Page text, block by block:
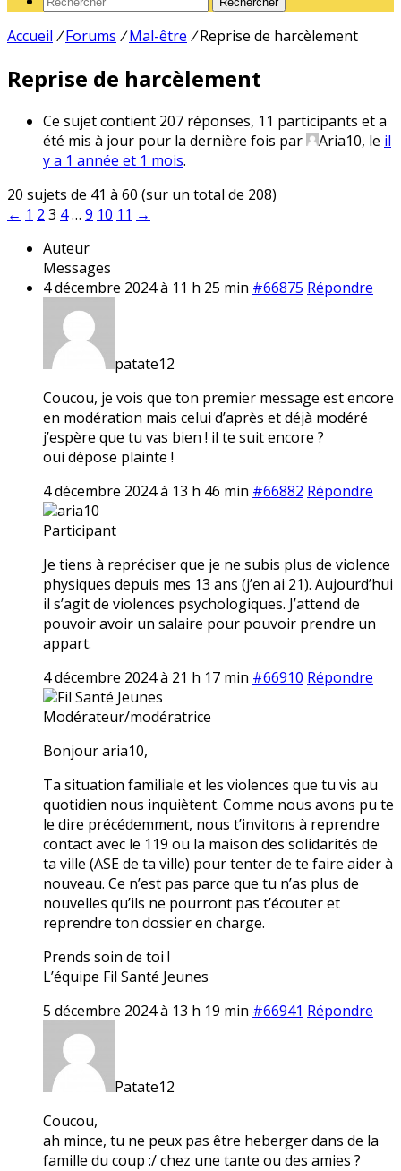
Accueil / Forums / Mal-être / Reprise de harcèlement
Reprise de harcèlement
Ce sujet contient 207 réponses, 11 participants et a
été mis à jour pour la dernière fois par
Aria10, le il
y a 1 année et 1 mois.
20 sujets de 41 à 60 (sur un total de 208)
← 1 2 3 4… 9 10 11 →
Auteur
Messages
4 décembre 2024 à 11 h 25 min #66875 Répondre
patate12
Coucou, je vois que ton premier message est encore
en modération mais celui d’après et déjà modéré
j’espère que tu vas bien ! il te suit encore ?
oui dépose plainte !
4 décembre 2024 à 13 h 46 min #66882 Répondre
aria10
Participant
Je tiens à repréciser que je ne subis plus de violence
physiques depuis mes 13 ans (j’en ai 21). Aujourd’hui
il s’agit de violences psychologiques. J’attend de
pouvoir avoir un salaire pour pouvoir prendre un
appart.
4 décembre 2024 à 21 h 17 min #66910 Répondre
Fil Santé Jeunes
Modérateur/modératrice
Bonjour aria10,
Ta situation familiale et les violences que tu vis au
quotidien nous inquiètent. Comme nous avons pu te
le dire précédemment, nous t’invitons à reprendre
contact avec le 119 ou la maison des solidarités de
ta ville (ASE de ta ville) pour tenter de te faire aider à
nouveau. Ce n’est pas parce que tu n’as plus de
nouvelles qu’ils ne pourront pas t’écouter et
reprendre ton dossier en charge.
Prends soin de toi !
L’équipe Fil Santé Jeunes
5 décembre 2024 à 13 h 19 min #66941 Répondre
Patate12
Coucou,
ah mince, tu ne peux pas être heberger dans de la
famille du coup :/ chez une tante ou des amies ?